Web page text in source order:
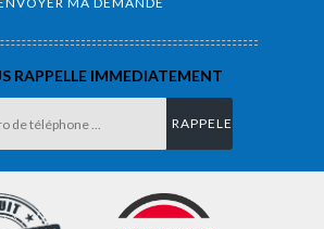
RAPPELLE IMMEDIATEMENT